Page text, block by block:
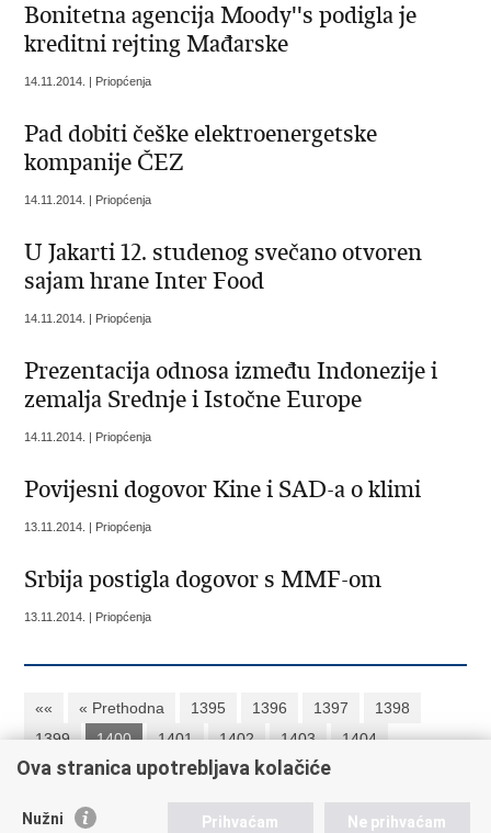
Bonitetna agencija Moody''s podigla je
kreditni rejting Mađarske
14.11.2014. | Priopćenja
Pad dobiti češke elektroenergetske
kompanije ČEZ
14.11.2014. | Priopćenja
U Jakarti 12. studenog svečano otvoren
sajam hrane Inter Food
14.11.2014. | Priopćenja
Prezentacija odnosa između Indonezije i
zemalja Srednje i Istočne Europe
14.11.2014. | Priopćenja
Povijesni dogovor Kine i SAD-a o klimi
13.11.2014. | Priopćenja
Srbija postigla dogovor s MMF-om
13.11.2014. | Priopćenja
«« « Prethodna 1395 1396 1397
1398
1399
1400 1401 1402 1403
1404
Sljedeća »
»»
Ova stranica upotrebljava kolačiće
Nužni Prihvaćam Ne prihvaćam